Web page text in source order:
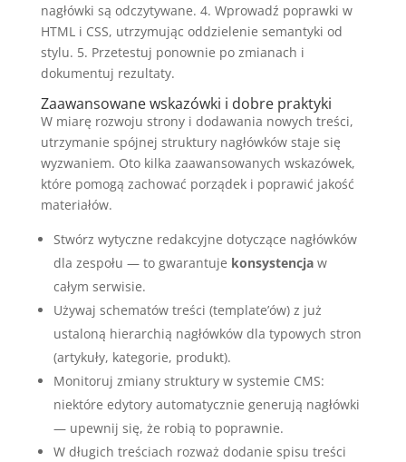
nagłówki są odczytywane. 4. Wprowadź poprawki w
HTML i CSS, utrzymując oddzielenie semantyki od
stylu. 5. Przetestuj ponownie po zmianach i
dokumentuj rezultaty.
Zaawansowane wskazówki i dobre praktyki
W miarę rozwoju strony i dodawania nowych treści,
utrzymanie spójnej struktury nagłówków staje się
wyzwaniem. Oto kilka zaawansowanych wskazówek,
które pomogą zachować porządek i poprawić jakość
materiałów.
Stwórz wytyczne redakcyjne dotyczące nagłówków
dla zespołu — to gwarantuje konsystencjaw
całym serwisie.
Używaj schematów treści (template’ów) z już
ustaloną hierarchią nagłówków dla typowych stron
(artykuły, kategorie, produkt).
Monitoruj zmiany struktury w systemie CMS:
niektóre edytory automatycznie generują nagłówki
— upewnij się, że robią to poprawnie.
W długich treściach rozważ dodanie spisu treści